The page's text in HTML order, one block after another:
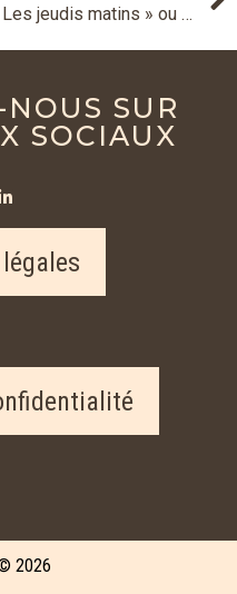
« Les jeudis matins » ou « les jeudis matin » ?
SUR
SOCIAUX
2026